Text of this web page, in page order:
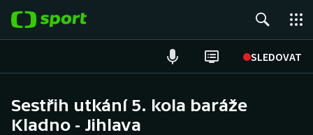
SLEDOVAT
Hokej
Sestřih utkání 5. kola baráže
Kladno - Jihlava